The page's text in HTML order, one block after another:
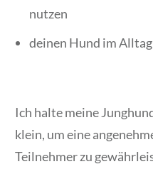
nutzen
deinen Hund im
Ich halte meine
klein, um eine
Teilnehmer zu